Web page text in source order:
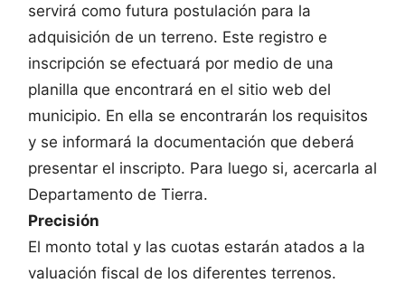
servirá como futura postulación para la
adquisición de un terreno. Este registro e
inscripción se efectuará por medio de una
planilla que encontrará en el sitio web del
municipio. En ella se encontrarán los requisitos
y se informará la documentación que deberá
presentar el inscripto. Para luego si, acercarla al
Departamento de Tierra.
Precisión
El monto total y las cuotas estarán atados a la
valuación fiscal de los diferentes terrenos.